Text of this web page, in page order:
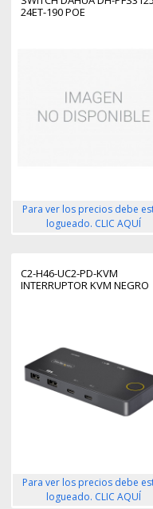
24ET-190 POE
Para ver los precios debe
logueado. CLIC AQUÍ
C2-H46-UC2-PD-KVM
INTERRUPTOR KVM NEGRO
Para ver los precios debe
logueado. CLIC AQUÍ